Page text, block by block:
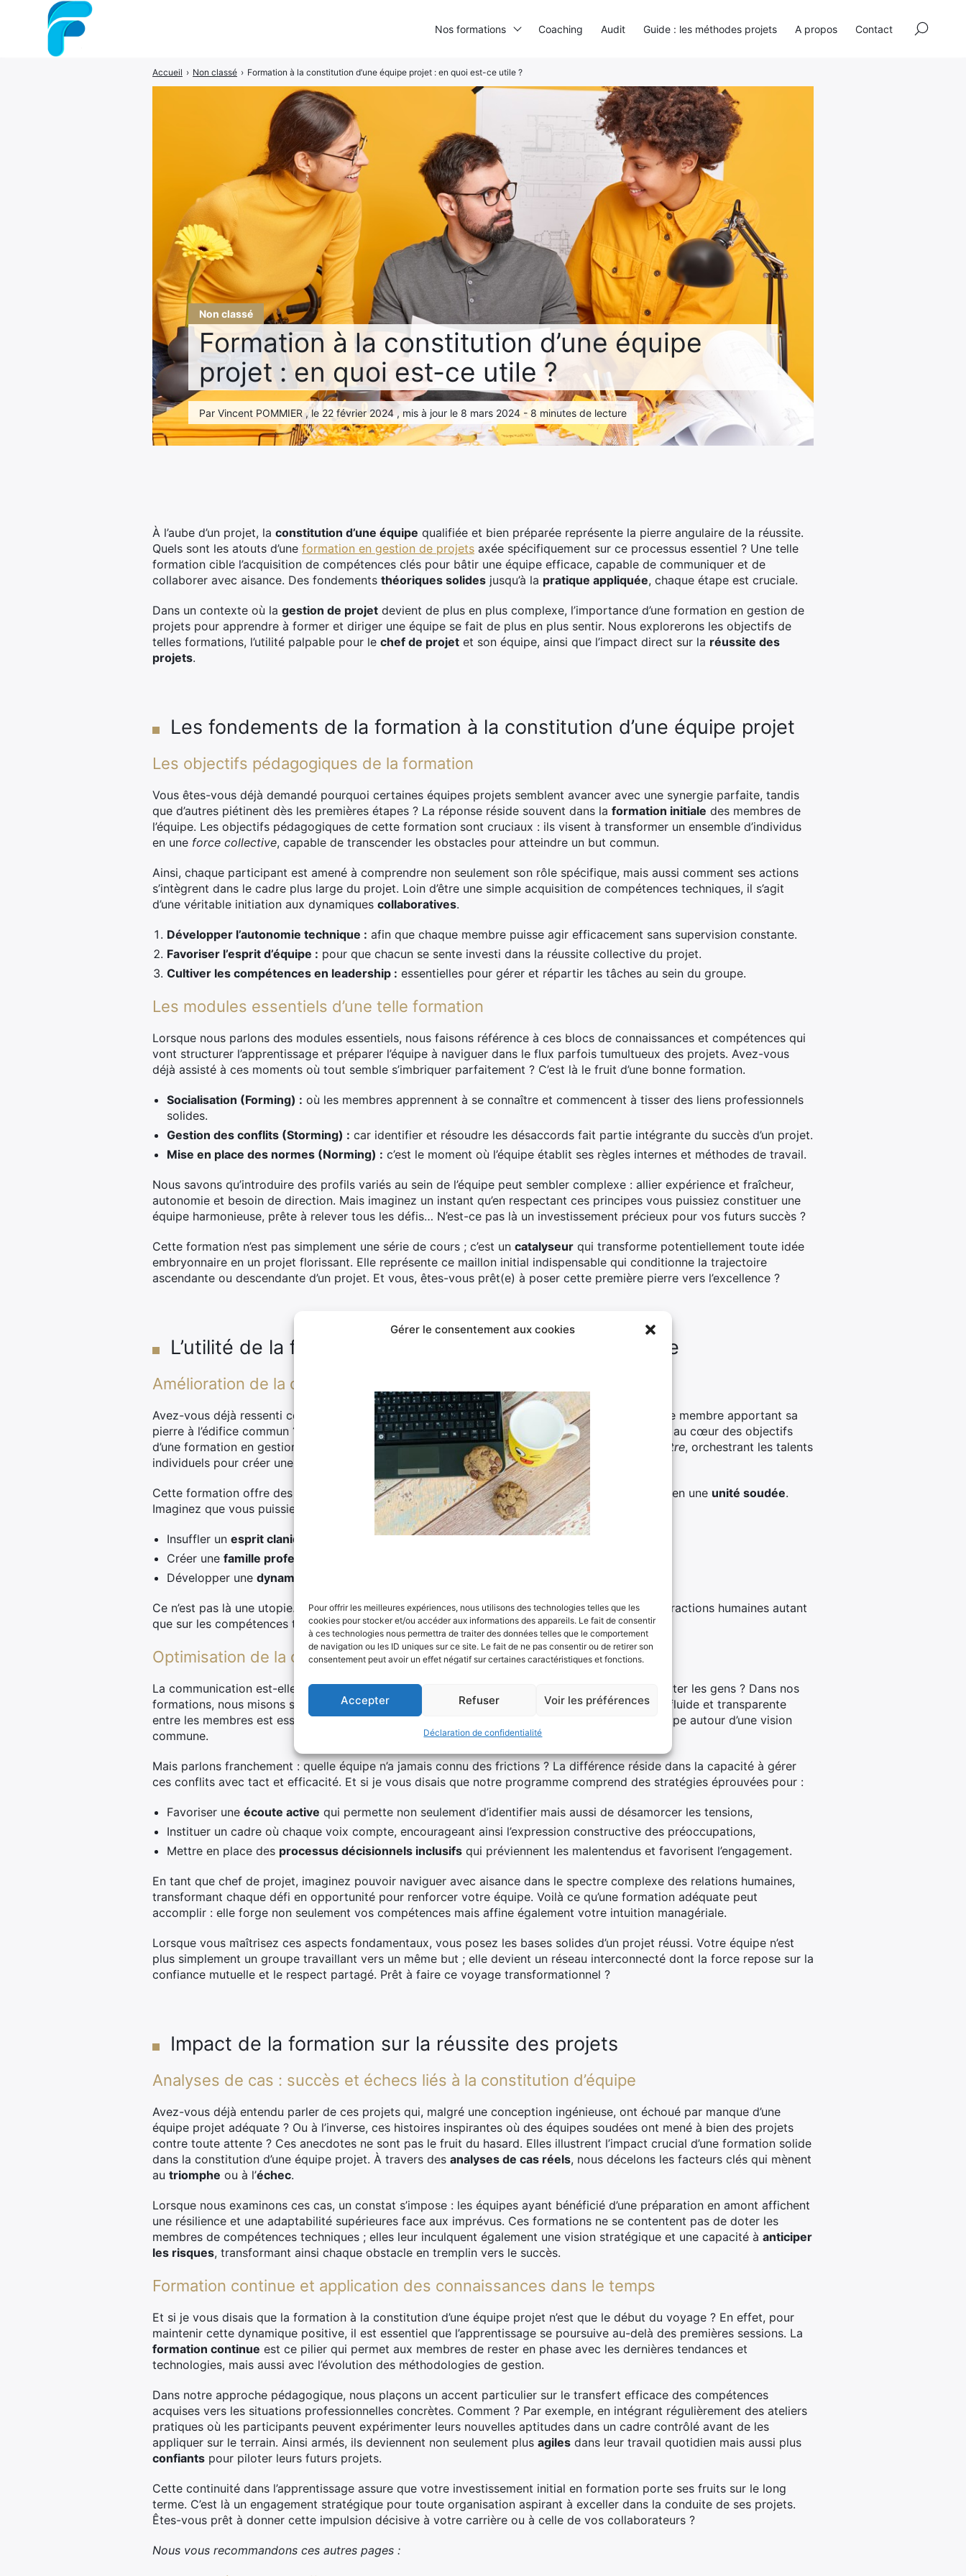
Gérer le consentement aux cookies
Pour offrir les meilleures expériences, nous utilisons des technologies telles que les
cookies pour stocker et/ou accéder aux informations des appareils. Le fait de consentir
à ces technologies nous permettra de traiter des données telles que le comportement
de navigation ou les ID uniques sur ce site. Le fait de ne pas consentir ou de retirer son
consentement peut avoir un effet négatif sur certaines caractéristiques et fonctions.
Accepter Refuser Voir les préférences
Déclaration de confidentialité
Non classé
Formation à la constitution d’une équipe
projet : en quoi est-ce utile ?
Par Vincent POMMIER , le 22 février 2024 , mis à jour le 8 mars 2024 - 8 minutes de lecture
Accueil › Non classé › Formation à la constitution d’une équipe projet : en quoi est-ce utile ?
À l’aube d’un projet, la constitution d’une équipe qualifiée et bien préparée représente la pierre angulaire de la réussite.
Quels sont les atouts d’une formation en gestion de projets axée spécifiquement sur ce processus essentiel ? Une telle
formation cible l’acquisition de compétences clés pour bâtir une équipe efficace, capable de communiquer et de
collaborer avec aisance. Des fondements théoriques solides jusqu’à la pratique appliquée, chaque étape est cruciale.
Dans un contexte où la gestion de projet devient de plus en plus complexe, l’importance d’une formation en gestion de
projets pour apprendre à former et diriger une équipe se fait de plus en plus sentir. Nous explorerons les objectifs de
telles formations, l’utilité palpable pour le chef de projet et son équipe, ainsi que l’impact direct sur la réussite des
projets.
Les fondements de la formation à la constitution d’une équipe projet
Les objectifs pédagogiques de la formation
Vous êtes-vous déjà demandé pourquoi certaines équipes projets semblent avancer avec une synergie parfaite, tandis
que d’autres piétinent dès les premières étapes ? La réponse réside souvent dans la formation initiale des membres de
l’équipe. Les objectifs pédagogiques de cette formation sont cruciaux : ils visent à transformer un ensemble d’individus
en une force collective, capable de transcender les obstacles pour atteindre un but commun.
Ainsi, chaque participant est amené à comprendre non seulement son rôle spécifique, mais aussi comment ses actions
s’intègrent dans le cadre plus large du projet. Loin d’être une simple acquisition de compétences techniques, il s’agit
d’une véritable initiation aux dynamiques collaboratives.
Développer l’autonomie technique : afin que chaque membre puisse agir efficacement sans supervision constante.
Favoriser l’esprit d’équipe : pour que chacun se sente investi dans la réussite collective du projet.
Cultiver les compétences en leadership : essentielles pour gérer et répartir les tâches au sein du groupe.
Les modules essentiels d’une telle formation
Lorsque nous parlons des modules essentiels, nous faisons référence à ces blocs de connaissances et compétences qui
vont structurer l’apprentissage et préparer l’équipe à naviguer dans le flux parfois tumultueux des projets. Avez-vous
déjà assisté à ces moments où tout semble s’imbriquer parfaitement ? C’est là le fruit d’une bonne formation.
Socialisation (Forming) : où les membres apprennent à se connaître et commencent à tisser des liens professionnels
solides.
Gestion des conflits (Storming) : car identifier et résoudre les désaccords fait partie intégrante du succès d’un projet.
Mise en place des normes (Norming) : c’est le moment où l’équipe établit ses règles internes et méthodes de travail.
Nous savons qu’introduire des profils variés au sein de l’équipe peut sembler complexe : allier expérience et fraîcheur,
autonomie et besoin de direction. Mais imaginez un instant qu’en respectant ces principes vous puissiez constituer une
équipe harmonieuse, prête à relever tous les défis… N’est-ce pas là un investissement précieux pour vos futurs succès ?
Cette formation n’est pas simplement une série de cours ; c’est un catalyseur qui transforme potentiellement toute idée
embryonnaire en un projet florissant. Elle représente ce maillon initial indispensable qui conditionne la trajectoire
ascendante ou descendante d’un projet. Et vous, êtes-vous prêt(e) à poser cette première pierre vers l’excellence ?
L’utilité de la formation pour le chef de projet et l’équipe
Amélioration de la cohésion et de la performance de l’équipe
Avez-vous déjà ressenti cette sensation exaltante lorsque votre équipe vibre à l’unisson, chaque membre apportant sa
pierre à l’édifice commun ? Cette harmonie, souvent rêvée mais parfois difficile à atteindre, est au cœur des objectifs
d’une formation en gestion d’équipe projet. Le chef de projet devient un véritable
chef d’orchestre, orchestrant les talents
individuels pour créer une symphonie collective.
Cette formation offre des outils pour renforcer la cohésion, transformer un groupe hétérogène en une unité soudée.
Imaginez que vous puissiez :
Insuffler un esprit clanique
où les valeurs partagées sont le moteur de l’action,
Créer une famille professionnelle
Développer une dynamique
Ce n’est pas là une utopie. C’est le résultat tangible d’une formation qui met l’accent sur les interactions humaines autant
que sur les compétences techniques.
Optimisation de la communication interne et de la gestion des conflits
La communication est-elle simplement l’échange d’informations ou est-ce plutôt l’art de connecter les gens ? Dans nos
formations, nous misons sur cette seconde définition. Pourquoi ? Parce qu’une communication fluide et transparente
entre les membres est essentielle pour donner du sens aux objectifs et mobiliser toute une équipe autour d’une vision
commune.
Mais parlons franchement : quelle équipe n’a jamais connu des frictions ? La différence réside dans la capacité à gérer
ces conflits avec tact et efficacité. Et si je vous disais que notre programme comprend des stratégies éprouvées pour :
Favoriser une écoute active qui permette non seulement d’identifier mais aussi de désamorcer les tensions,
Instituer un cadre où chaque voix compte, encourageant ainsi l’expression constructive des préoccupations,
Mettre en place des processus décisionnels inclusifs qui préviennent les malentendus et favorisent l’engagement.
En tant que chef de projet, imaginez pouvoir naviguer avec aisance dans le spectre complexe des relations humaines,
transformant chaque défi en opportunité pour renforcer votre équipe. Voilà ce qu’une formation adéquate peut
accomplir : elle forge non seulement vos compétences mais affine également votre intuition managériale.
Lorsque vous maîtrisez ces aspects fondamentaux, vous posez les bases solides d’un projet réussi. Votre équipe n’est
plus simplement un groupe travaillant vers un même but ; elle devient un réseau interconnecté dont la force repose sur la
confiance mutuelle et le respect partagé. Prêt à faire ce voyage transformationnel ?
Impact de la formation sur la réussite des projets
Analyses de cas : succès et échecs liés à la constitution d’équipe
Avez-vous déjà entendu parler de ces projets qui, malgré une conception ingénieuse, ont échoué par manque d’une
équipe projet adéquate ? Ou à l’inverse, ces histoires inspirantes où des équipes soudées ont mené à bien des projets
contre toute attente ? Ces anecdotes ne sont pas le fruit du hasard. Elles illustrent l’impact crucial d’une formation solide
dans la constitution d’une équipe projet. À travers des analyses de cas réels, nous décelons les facteurs clés qui mènent
au triomphe ou à l’échec.
Lorsque nous examinons ces cas, un constat s’impose : les équipes ayant bénéficié d’une préparation en amont affichent
une résilience et une adaptabilité supérieures face aux imprévus. Ces formations ne se contentent pas de doter les
membres de compétences techniques ; elles leur inculquent également une vision stratégique et une capacité à anticiper
les risques, transformant ainsi chaque obstacle en tremplin vers le succès.
Formation continue et application des connaissances dans le temps
Et si je vous disais que la formation à la constitution d’une équipe projet n’est que le début du voyage ? En effet, pour
maintenir cette dynamique positive, il est essentiel que l’apprentissage se poursuive au-delà des premières sessions. La
formation continue est ce pilier qui permet aux membres de rester en phase avec les dernières tendances et
technologies, mais aussi avec l’évolution des méthodologies de gestion.
Dans notre approche pédagogique, nous plaçons un accent particulier sur le transfert efficace des compétences
acquises vers les situations professionnelles concrètes. Comment ? Par exemple, en intégrant régulièrement des ateliers
pratiques où les participants peuvent expérimenter leurs nouvelles aptitudes dans un cadre contrôlé avant de les
appliquer sur le terrain. Ainsi armés, ils deviennent non seulement plus agiles dans leur travail quotidien mais aussi plus
confiants pour piloter leurs futurs projets.
Cette continuité dans l’apprentissage assure que votre investissement initial en formation porte ses fruits sur le long
terme. C’est là un engagement stratégique pour toute organisation aspirant à exceller dans la conduite de ses projets.
Êtes-vous prêt à donner cette impulsion décisive à votre carrière ou à celle de vos collaborateurs ?
Nous vous recommandons ces autres pages :
Nos formations Coaching Audit Guide : les méthodes projets A propos Contact